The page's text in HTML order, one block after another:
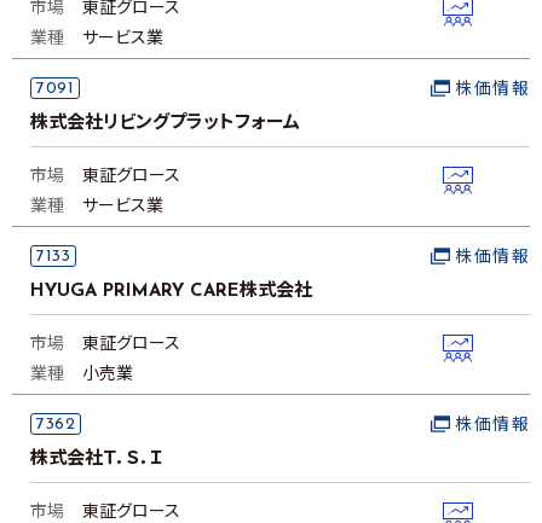
市場
東証グロース
業種
サービス業
7091
株式会社リビングプラットフォーム
株価情報
市場
東証グロース
業種
サービス業
7133
HYUGA PRIMARY CARE株式会社
株価情報
市場
東証グロース
業種
小売業
7362
株式会社Ｔ．Ｓ．Ｉ
株価情報
市場
東証グロース